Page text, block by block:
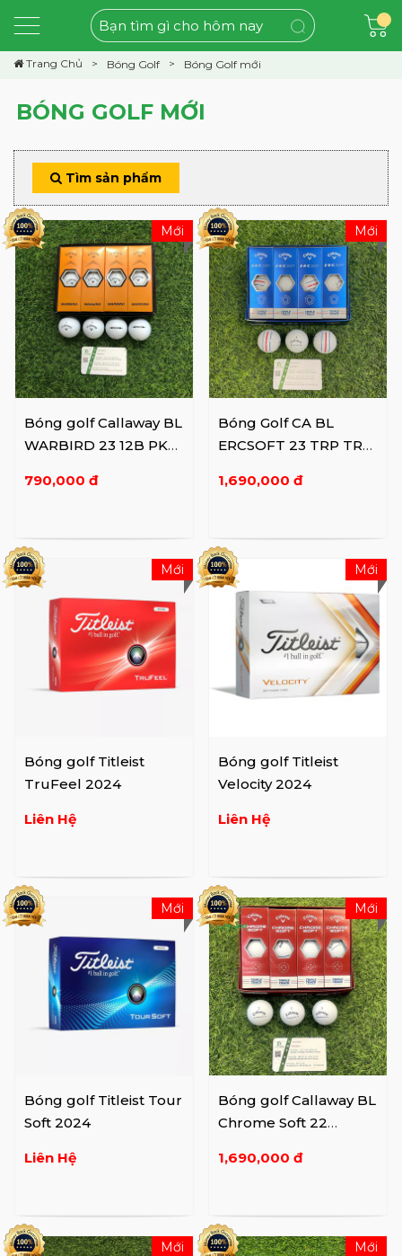
Trang Chủ Bóng Golf Bóng Golf mới
BÓNG GOLF MỚI
Tìm sản phẩm
Bóng golf Callaway BL
WARBIRD 23 12B PK
790,000 đ
Mới
Bóng Golf CA BL
ERCSOFT 23 TRP TRK
1,690,000 đ
Mới
Bóng golf Titleist
TruFeel 2024
Liên Hệ
Mới
Bóng golf Titleist
Velocity 2024
Liên Hệ
Mới
Bóng golf Titleist Tour
Soft 2024
Liên Hệ
Mới
Bóng golf Callaway BL
Chrome Soft 22
1,690,000 đ
Mới
Mới Mới